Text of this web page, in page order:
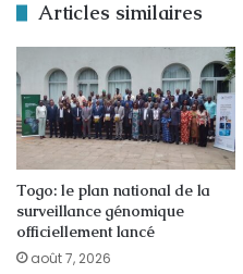
Articles similaires
Togo: le plan national de la
surveillance génomique
officiellement lancé
août 7, 2026